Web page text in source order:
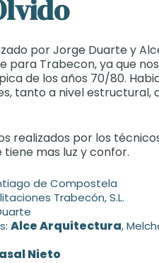
por Jorge Duarte y
para Trabecon, ya que
de los años 70/80.
tanto a nivel estructural,
realizados por los
tiene mas luz y confor.
de Compostela
Trabecón, S.L.
Alce Arquitectura,
Nieto